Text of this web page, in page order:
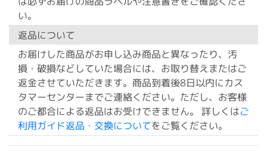
い。
返品について
お届けした商品がお申し込み商品と異なったり、汚
損・破損などしていた場合には、お取り替えまたはご
返金させていただきます。商品到着後8日以内にカス
タマーセンターまでご連絡ください。ただし、お客様
のご都合による返品はお受けできません。 詳しくはご
利用ガイド返品・交換についてをご覧ください。